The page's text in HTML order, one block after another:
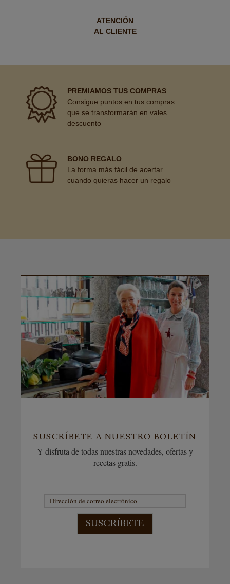
ATENCIÓN
AL CLIENTE
PREMIAMOS TUS COMPRAS
Consigue puntos en tus compras
que se transformarán en vales
descuento
BONO REGALO
La forma más fácil de acertar
cuando quieras hacer un regalo
SUSCRÍBETE A NUESTRO BOLETÍN
Y disfruta de todas nuestras novedades, ofertas y
recetas gratis.
SUSCRÍBETE